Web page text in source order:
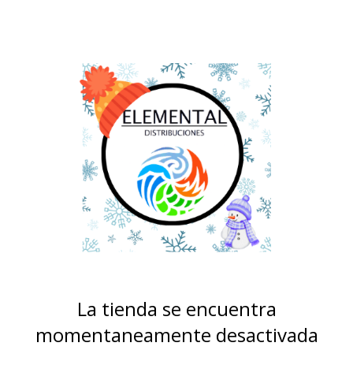
La tienda se encuentra
momentaneamente desactivada